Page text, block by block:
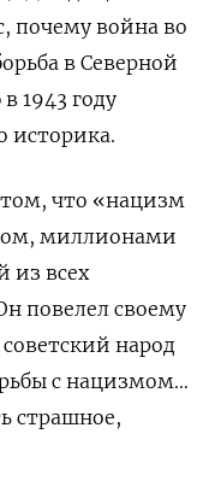
почему война во
в Северной
1943 году
историка.
том, что «нацизм
миллионами
из всех
повелел своему
народ
с нацизмом…
страшное,